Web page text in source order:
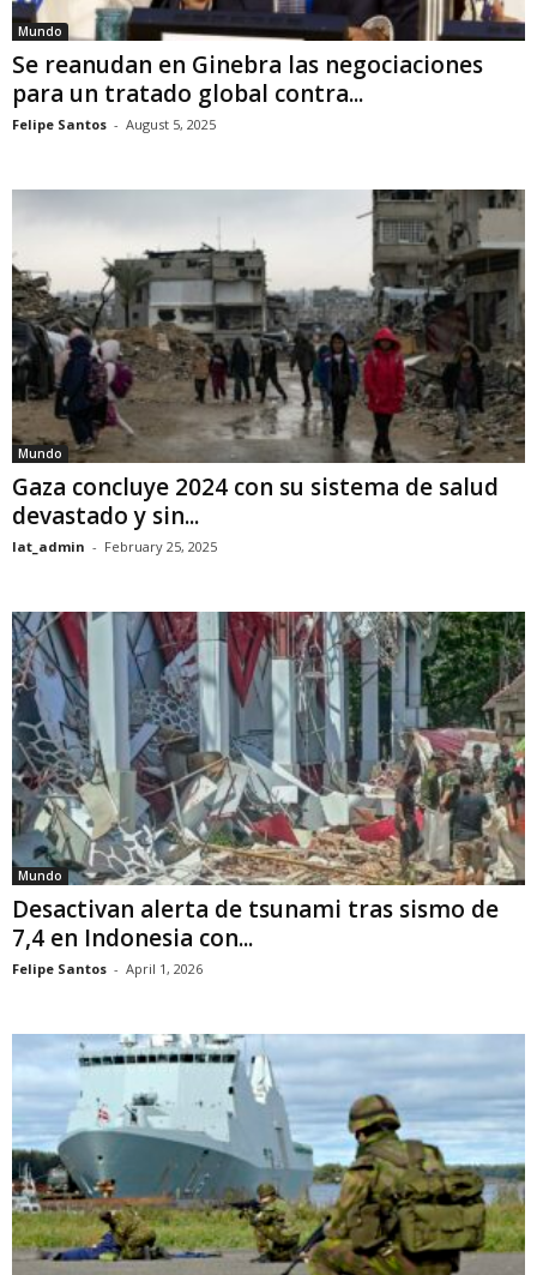
Mundo
Se reanudan en Ginebra las negociaciones
para un tratado global contra...
Felipe Santos - August 5, 2025
Mundo
Gaza concluye 2024 con su sistema de salud
devastado y sin...
lat_admin - February 25, 2025
Mundo
Desactivan alerta de tsunami tras sismo de
7,4 en Indonesia con...
Felipe Santos - April 1, 2026